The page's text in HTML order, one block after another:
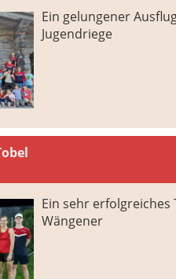
Ein gelungener
Jugendriege
Ein sehr
Wängener